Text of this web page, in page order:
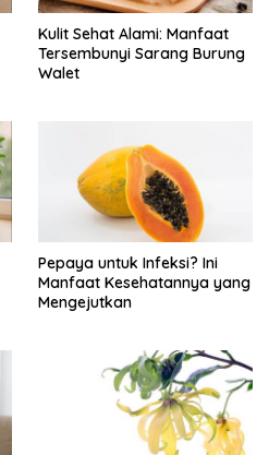
Kulit Sehat Alami: Manfaat
Tersembunyi Sarang Burung
Walet
Pepaya untuk Infeksi? Ini
Manfaat Kesehatannya yang
Mengejutkan